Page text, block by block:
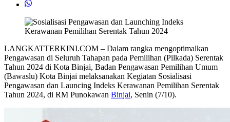
LANGKATTERKINI.COM – Dalam rangka mengoptimalkan
Pengawasan di Seluruh Tahapan pada Pemilihan (Pilkada) Serentak
Tahun 2024 di Kota Binjai, Badan Pengawasan Pemilihan Umum
(Bawaslu) Kota Binjai melaksanakan Kegiatan Sosialisasi
Pengawasan dan Launcing Indeks Kerawanan Pemilihan Serentak
Tahun 2024, di RM Punokawan Binjai, Senin (7/10).